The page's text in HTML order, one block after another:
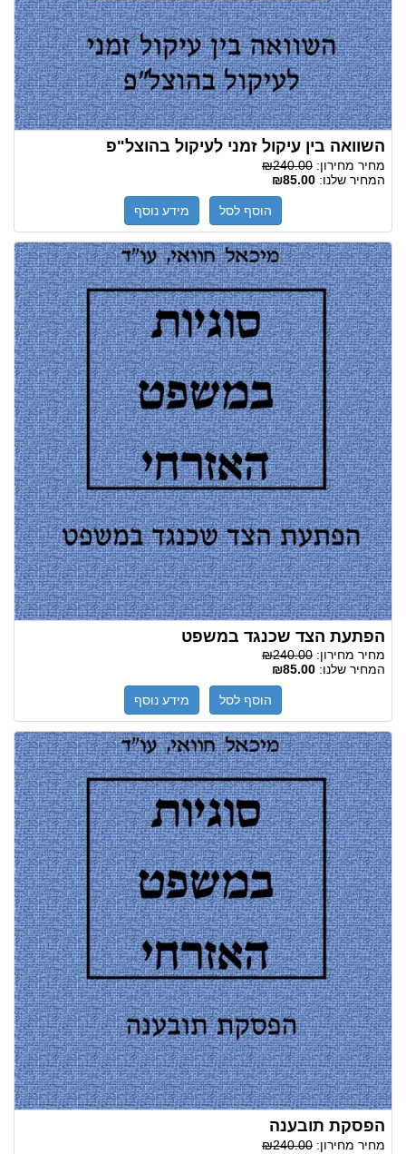
השוואה בין עיקול זמני לעיקול בהוצל"פ
מחיר מחירון: ₪240.00
המחיר שלנו: ₪85.00
הוסף לסל מידע נוסף
הפתעת הצד שכנגד במשפט
מחיר מחירון: ₪240.00
המחיר שלנו: ₪85.00
הוסף לסל מידע נוסף
הפסקת תובענה
מחיר מחירון: ₪240.00